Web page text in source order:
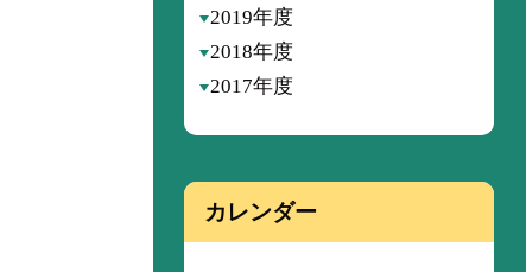
2019年度
2018年度
2017年度
カレンダー